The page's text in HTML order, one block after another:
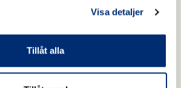
Visa detaljer
Tillåt alla